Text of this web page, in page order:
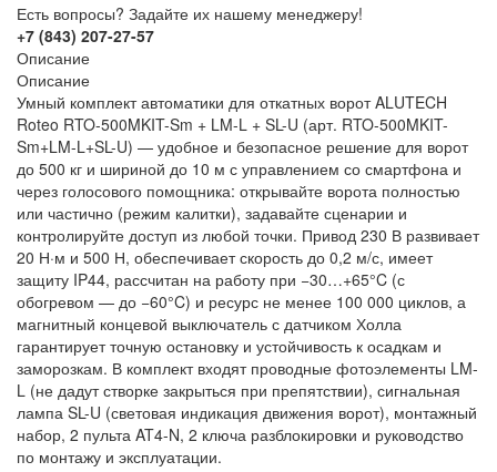
Есть вопросы? Задайте их нашему менеджеру!
+7 (843) 207-27-57
Описание
Описание
Умный комплект автоматики для откатных ворот ALUTECH
Roteo RTO-500MKIT-Sm + LM-L + SL-U (арт. RTO-500MKIT-
Sm+LM-L+SL-U) — удобное и безопасное решение для ворот
до 500 кг и шириной до 10 м с управлением со смартфона и
через голосового помощника: открывайте ворота полностью
или частично (режим калитки), задавайте сценарии и
контролируйте доступ из любой точки. Привод 230 В развивает
20 Н·м и 500 Н, обеспечивает скорость до 0,2 м/с, имеет
защиту IP44, рассчитан на работу при −30…+65°C (с
обогревом — до −60°C) и ресурс не менее 100 000 циклов, а
магнитный концевой выключатель с датчиком Холла
гарантирует точную остановку и устойчивость к осадкам и
заморозкам. В комплект входят проводные фотоэлементы LM-
L (не дадут створке закрыться при препятствии), сигнальная
лампа SL-U (световая индикация движения ворот), монтажный
набор, 2 пульта AT4-N, 2 ключа разблокировки и руководство
по монтажу и эксплуатации.